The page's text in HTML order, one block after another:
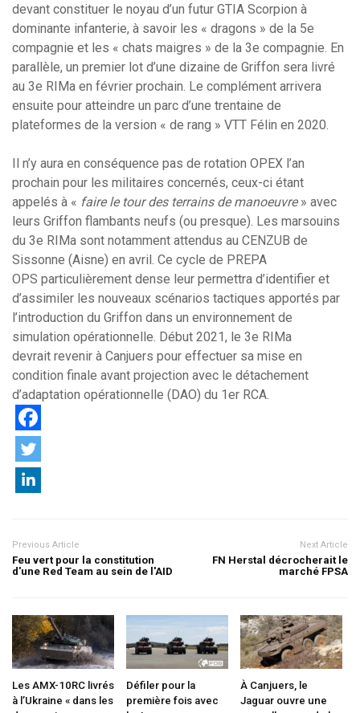
devant constituer le noyau d’un futur GTIA Scorpion à
dominante infanterie, à savoir les « dragons » de la 5e
compagnie et les « chats maigres » de la 3e compagnie. En
parallèle, un premier lot d’une dizaine de Griffon sera livré
au 3e RIMa en février prochain. Le complément arrivera
ensuite pour atteindre un parc d’une trentaine de
plateformes de la version « de rang » VTT Félin en 2020.
Il n’y aura en conséquence pas de rotation OPEX l’an
prochain pour les militaires concernés, ceux-ci étant
appelés à « faire le tour des terrains de manoeuvre» avec
leurs Griffon flambants neufs (ou presque). Les marsouins
du 3e RIMa sont notamment attendus au CENZUB de
Sissonne (Aisne) en avril. Ce cycle de PREPA
OPS particulièrement dense leur permettra d’identifier et
d’assimiler les nouveaux scénarios tactiques apportés par
l’introduction du Griffon dans un environnement de
simulation opérationnelle. Début 2021, le 3e RIMa
devrait revenir à Canjuers pour effectuer sa mise en
condition finale avant projection avec le détachement
d’adaptation opérationnelle (DAO) du 1er RCA.
Previous Article
Feu vert pour la constitution
d'une Red Team au sein de l'AID
Next Article
FN Herstal décrocherait le
marché FPSA
Les AMX-10RC livrés
à l’Ukraine « dans les
Défiler pour la
première fois avec
À Canjuers, le
Jaguar ouvre une